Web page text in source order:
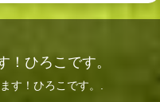
！ひろこです。
す！ひろこです。.